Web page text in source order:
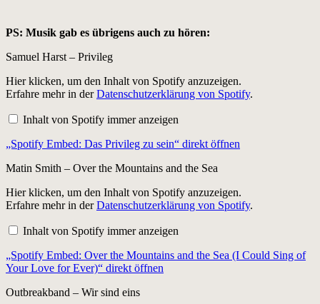
PS: Musik gab es übrigens auch zu hören:
Samuel Harst – Privileg
„Spotify
Embed:
Das
zu
von
anzeigen
Hier klicken, um den Inhalt von Spotify anzuzeigen.
Erfahre mehr in derDatenschutzerklärung von Spotify.
Inhalt von Spotify immer anzeigen
„Spotify Embed: Das Privileg zu sein“ direkt öffnen
Matin Smith – Over the Mountains and the Sea
„Spotify
Embed:
Over
Mountains
the
Sea
(I
Could
Sing
Hier klicken, um den Inhalt von Spotify anzuzeigen.
Erfahre mehr in derDatenschutzerklärung von Spotify.
Inhalt von Spotify immer anzeigen
„Spotify Embed: Over the Mountains and the Sea (I Could Sing of
Your Love for Ever)“ direkt öffnen
Outbreakband – Wir sind eins